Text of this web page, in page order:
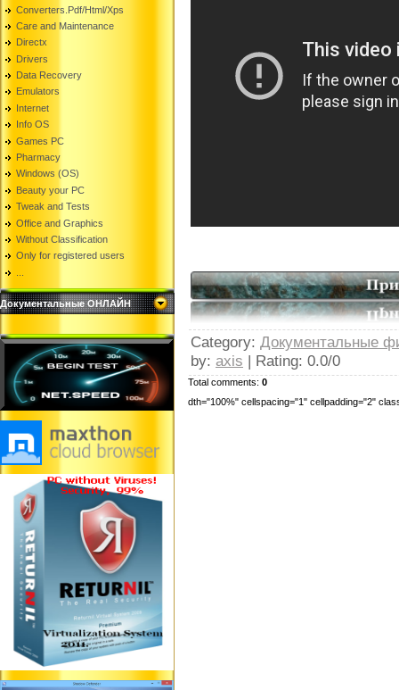
Converters.Pdf/Html/Xps
Care and Maintenance
Directx
Drivers
Data Recovery
Emulators
Internet
Info OS
Games PC
Pharmacy
Windows (OS)
Beauty your PC
Tweak and Tests
Office and Graphics
Without Classification
Only for registered users
Документальные ОНЛАЙН
Category: Документальные
by: axis | Rating: 0.0/0
Total comments: 0
dth="100%" cellspacing="1" cellpadding="2"